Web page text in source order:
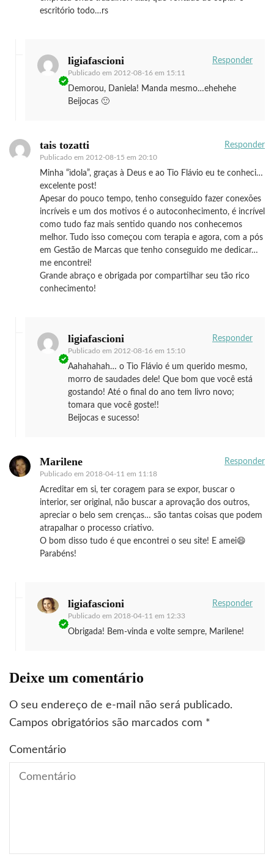
escritório todo…rs
ligiafascioni
Publicado em 2012-08-16 em 15:11
Responder
Demorou, Daniela! Manda mesmo…ehehehe
Beijocas 🙂
tais tozatti
Publicado em 2012-08-15 em 20:10
Responder
Minha “ìdola”, graças à Deus e ao Tio Flávio eu te conheci…
excelente post!
Apesar do pouco tempo, tenho conseguido fazer conexões
incríveis e um dos motivos é o autoconhecimento, é incrível
como tudo faz mais sentido quando nos conhecemos
melhor. Tudo isso começou com terapia e agora, com a pós
em Gestão de Marcas que tenho conseguido me dedicar…
me encontrei!
Grande abraço e obrigada por compartilhar seu tão rico
conhecimento!
ligiafascioni
Publicado em 2012-08-16 em 15:10
Responder
Aahahahah… o Tio Flávio é um querido mesmo,
morro de saudades dele! Que bom que você está
gostando! Até o final do ano tem livro novo;
tomara que você goste!!
Beijocas e sucesso!
Marilene
Publicado em 2018-04-11 em 11:18
Responder
Acreditar em si, ter coragem para se expor, buscar o
interior, ser original, não buscar a aprovação dos outros,
apreciar o belo sem crenças… são tantas coisas que podem
atrapalhar o processo criativo.
O bom disso tudo é que encontrei o seu site! E amei😄
Parabéns!
ligiafascioni
Publicado em 2018-04-11 em 12:33
Responder
Obrigada! Bem-vinda e volte sempre, Marilene!
Deixe um comentário
O seu endereço de e-mail não será publicado.
Campos obrigatórios são marcados com *
Comentário